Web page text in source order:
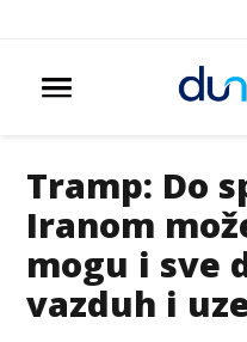
Tramp: Do
Iranom
mogu i sve
vazduh i